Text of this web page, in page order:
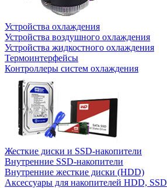
Устройства охлаждения
Устройства воздушного охлаждения
Устройства жидкостного охлаждения
Термоинтерфейсы
Контроллеры систем охлаждения
Жесткие диски и SSD-накопители
Внутренние SSD-накопители
Внутренние жесткие диски (HDD)
Аксессуары для накопителей HDD, SSD